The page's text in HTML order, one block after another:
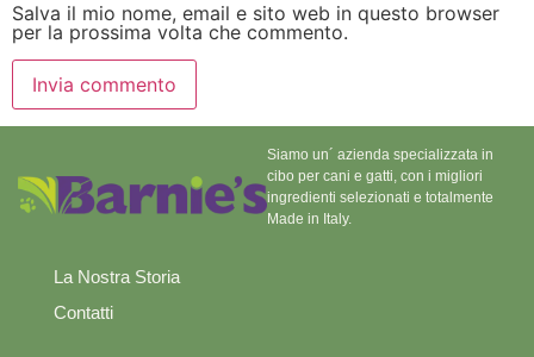
Salva il mio nome, email e sito web in questo browser
per la prossima volta che commento.
Siamo un´ azienda specializzata in
cibo per cani e gatti, con i migliori
ingredienti selezionati e totalmente
Made in Italy.
La Nostra Storia
Contatti